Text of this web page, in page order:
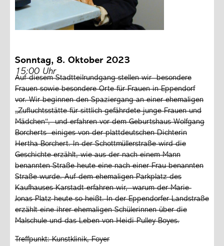
Sonntag, 8. Oktober 2023
15:00 Uhr
Auf diesem Stadtteilrundgang stellen wir besondere
Frauen sowie besondere Orte für Frauen in Eppendorf
vor. Wir beginnen den Spaziergang an einer ehemaligen
„Zufluchtsstätte für sittlich gefährdete junge Frauen und
Mädchen“, und erfahren vor dem Geburtshaus Wolfgang
Borcherts einiges von der plattdeutschen Dichterin
Hertha Borchert. In der Schottmüllerstraße wird die
Geschichte erzählt, wie aus der nach einem Mann
benannten Straße heute eine nach einer Frau benannten
Straße wurde. Auf dem ehemaligen Parkplatz des
Kaufhauses Karstadt erfahren wir, warum der Marie-
Jonas-Platz heute so heißt. In der Eppendorfer Landstraße
erzählt eine ihrer ehemaligen Schülerinnen über die
Malschule und das Leben von Heidi Pulley-Boyes.
Treffpunkt: Kunstklinik, Foyer